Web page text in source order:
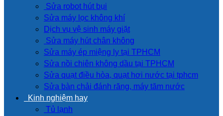
Sửa robot hút bụi
Sửa máy lọc không khí
Dịch vụ vệ sinh máy giặt
Sửa máy hút chân không
Sửa máy ép miệng ly tại TPHCM
Sửa nồi chiên không dầu tại TPHCM
Sửa quạt điều hòa, quạt hơi nước tại tphcm
Sửa bàn chải đánh răng, máy tăm nước
Kinh nghiệm hay
Tủ lạnh